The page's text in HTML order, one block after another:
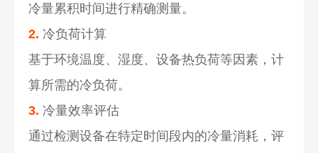
冷量累积时间进行精确测量。
2. 冷负荷计算
基于环境温度、湿度、设备热负荷等因素，计
算所需的冷负荷。
3. 冷量效率评估
通过检测设备在特定时间段内的冷量消耗，评